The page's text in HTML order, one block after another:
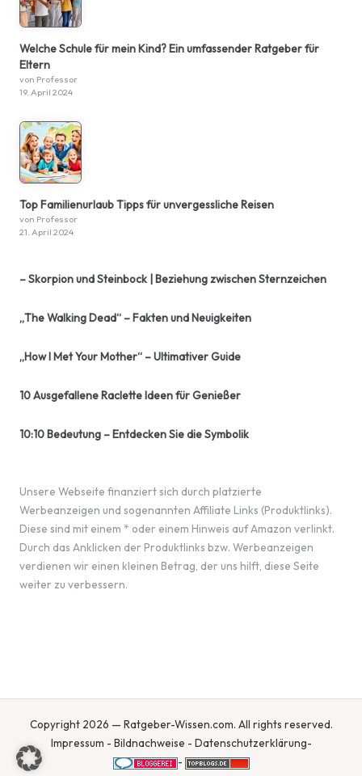
Welche Schule für mein Kind? Ein umfassender Ratgeber für
Eltern
von Professor
19. April 2024
Top Familienurlaub Tipps für unvergessliche Reisen
von Professor
21. April 2024
– Skorpion und Steinbock | Beziehung zwischen Sternzeichen
„The Walking Dead“ – Fakten und Neuigkeiten
„How I Met Your Mother“ – Ultimativer Guide
10 Ausgefallene Raclette Ideen für Genießer
10:10 Bedeutung – Entdecken Sie die Symbolik
Unsere Webseite finanziert sich durch platzierte
Werbeanzeigen und sogenannten Affiliate Links (Produktlinks).
Diese sind mit einem * oder einem Hinweis auf Amazon verlinkt.
Durch das Anklicken der Produktlinks bzw. Werbeanzeigen
verdienen wir einen kleinen Betrag, der uns hilft, diese Seite
weiter zu verbessern.
Copyright 2026 — Ratgeber-Wissen.com. All rights reserved.
Impressum - Bildnachweise - Datenschutzerklärung-
-